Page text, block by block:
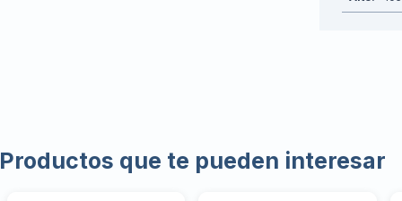
Productos que te pueden interesar